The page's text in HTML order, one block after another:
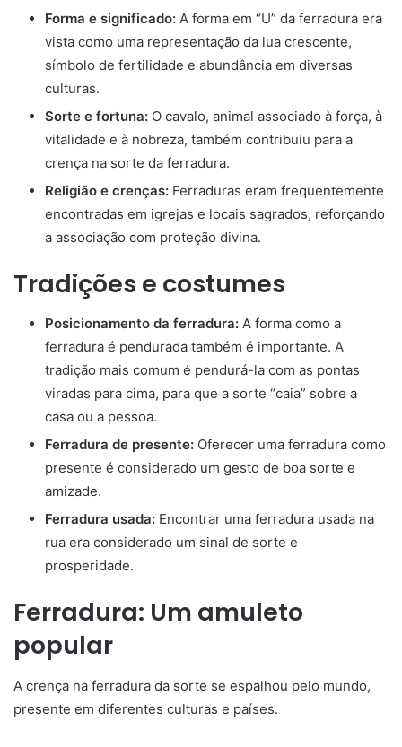
Forma e significado: A forma em “U” da ferradura era
vista como uma representação da lua crescente,
símbolo de fertilidade e abundância em diversas
culturas.
Sorte e fortuna: O cavalo, animal associado à força, à
vitalidade e à nobreza, também contribuiu para a
crença na sorte da ferradura.
Religião e crenças: Ferraduras eram frequentemente
encontradas em igrejas e locais sagrados, reforçando
a associação com proteção divina.
Tradições e costumes
Posicionamento da ferradura: A forma como a
ferradura é pendurada também é importante. A
tradição mais comum é pendurá-la com as pontas
viradas para cima, para que a sorte “caia” sobre a
casa ou a pessoa.
Ferradura de presente: Oferecer uma ferradura como
presente é considerado um gesto de boa sorte e
amizade.
Ferradura usada: Encontrar uma ferradura usada na
rua era considerado um sinal de sorte e
prosperidade.
Ferradura: Um amuleto
popular
A crença na ferradura da sorte se espalhou pelo mundo,
presente em diferentes culturas e países.